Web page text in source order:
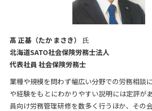
髙 正基（たか まさき）
氏
北海道SATO社会保険労務士法人
代表社員 社会保険労務士
業種や規模を問わず幅広い分野での労務相談
や経験をもとにわかりやすい説明には定評が
員向け労務管理研修を数多く行うほか、その